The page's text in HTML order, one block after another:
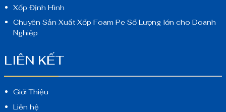
Xốp Định Hình
Chuyên Sản Xuất Xốp Foam Pe Số Lượng lớn cho Doanh
Nghiệp
LIÊN KẾT
Giới Thiệu
Liên hệ